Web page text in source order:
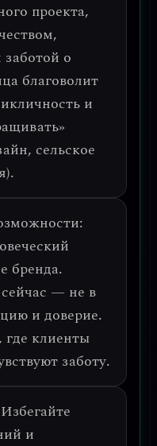
проекта,
о
благоволит
и
сельское
бренда.
— не в
и доверие.
где клиенты
заботу.
Избегайте
и